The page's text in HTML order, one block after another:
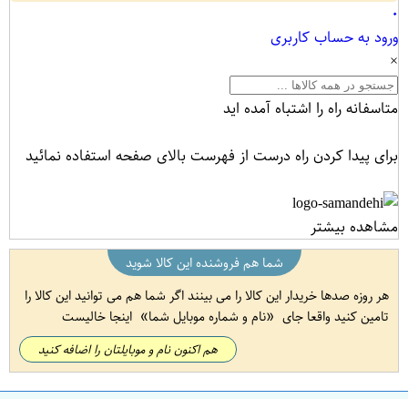
۰
ورود به حساب کاربری
×
متاسفانه راه را اشتباه آمده اید
برای پیدا کردن راه درست از فهرست بالای صفحه استفاده نمائید
مشاهده بیشتر
شما هم فروشنده این کالا شوید
هر روزه صدها خریدار این کالا را می بینند اگر شما هم می توانید این کالا را
تامین کنید واقعا جای
نام و شماره موبایل شما اینجا خالیست
هم اکنون نام و موبایلتان را اضافه کنید